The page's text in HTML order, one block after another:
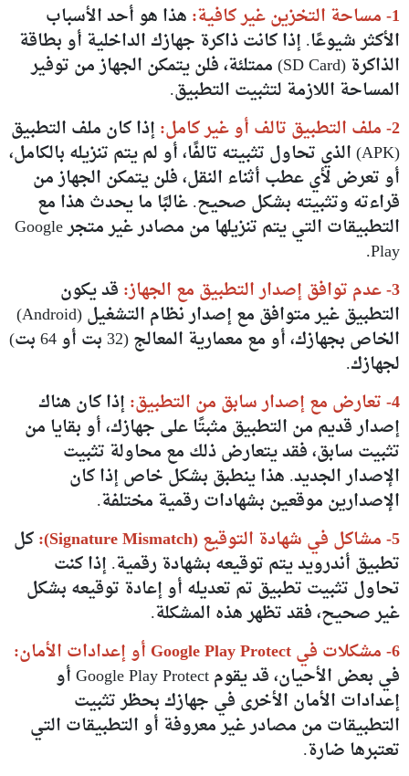
1- مساحة التخزين غير كافية:
هذا هو أحد الأسباب
الأكثر شيوعًا. إذا كانت ذاكرة جهازك الداخلية أو بطاقة
الذاكرة (SD Card) ممتلئة، فلن يتمكن الجهاز من توفير
المساحة اللازمة لتثبيت التطبيق.
2- ملف التطبيق تالف أو غير كامل:
إذا كان ملف التطبيق
(APK) الذي تحاول تثبيته تالفًا، أو لم يتم تنزيله بالكامل،
أو تعرض لأي عطب أثناء النقل، فلن يتمكن الجهاز من
قراءته وتثبيته بشكل صحيح. غالبًا ما يحدث هذا مع
التطبيقات التي يتم تنزيلها من مصادر غير متجر Google
Play.
3- عدم توافق إصدار التطبيق مع الجهاز:
قد يكون
التطبيق غير متوافق مع إصدار نظام التشغيل (Android)
الخاص بجهازك، أو مع معمارية المعالج (32 بت أو 64 بت)
لجهازك.
4- تعارض مع إصدار سابق من التطبيق:
إذا كان هناك
إصدار قديم من التطبيق مثبتًا على جهازك، أو بقايا من
تثبيت سابق، فقد يتعارض ذلك مع محاولة تثبيت
الإصدار الجديد. هذا ينطبق بشكل خاص إذا كان
الإصدارين موقعين بشهادات رقمية مختلفة.
5- مشاكل في شهادة التوقيع (Signature Mismatch):
كل
تطبيق أندرويد يتم توقيعه بشهادة رقمية. إذا كنت
تحاول تثبيت تطبيق تم تعديله أو إعادة توقيعه بشكل
غير صحيح، فقد تظهر هذه المشكلة.
6- مشكلات في Google Play Protect أو إعدادات الأمان:
في بعض الأحيان، قد يقوم Google Play Protect أو
إعدادات الأمان الأخرى في جهازك بحظر تثبيت
التطبيقات من مصادر غير معروفة أو التطبيقات التي
تعتبرها ضارة.